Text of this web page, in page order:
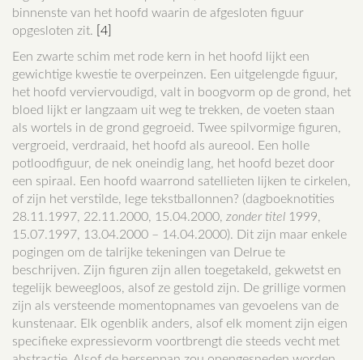
binnenste van het hoofd waarin de afgesloten figuur
opgesloten zit.
[4]
Een zwarte schim met rode kern in het hoofd lijkt een
gewichtige kwestie te overpeinzen. Een uitgelengde figuur,
het hoofd verviervoudigd, valt in boogvorm op de grond, het
bloed lijkt er langzaam uit weg te trekken, de voeten staan
als wortels in de grond gegroeid. Twee spilvormige figuren,
vergroeid, verdraaid, het hoofd als aureool. Een holle
potloodfiguur, de nek oneindig lang, het hoofd bezet door
een spiraal. Een hoofd waarrond satellieten lijken te cirkelen,
of zijn het verstilde, lege tekstballonnen? (dagboeknotities
28.11.1997, 22.11.2000, 15.04.2000, zonder titel 1999,
15.07.1997, 13.04.2000 – 14.04.2000). Dit zijn maar enkele
pogingen om de talrijke tekeningen van Delrue te
beschrijven. Zijn figuren zijn allen toegetakeld, gekwetst en
tegelijk beweegloos, alsof ze gestold zijn. De grillige vormen
zijn als versteende momentopnames van gevoelens van de
kunstenaar. Elk ogenblik anders, alsof elk moment zijn eigen
specifieke expressievorm voortbrengt die steeds vecht met